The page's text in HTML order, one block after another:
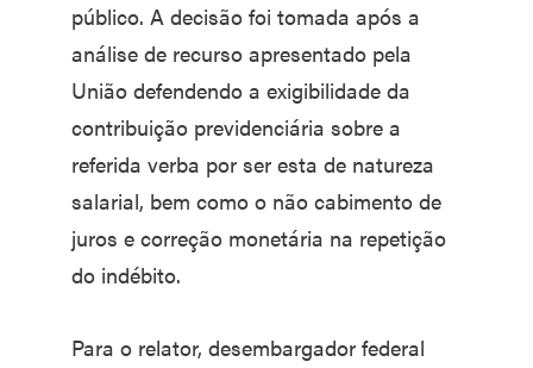
público. A decisão foi tomada após a
análise de recurso apresentado pela
União defendendo a exigibilidade da
contribuição previdenciária sobre a
referida verba por ser esta de natureza
salarial, bem como o não cabimento de
juros e correção monetária na repetição
do indébito.
Para o relator, desembargador federal